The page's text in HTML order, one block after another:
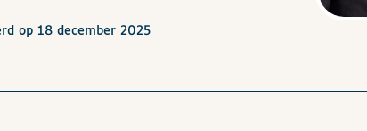
op 18 december 2025